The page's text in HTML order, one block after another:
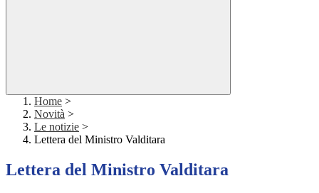
Home >
Novità >
Le notizie >
Lettera del Ministro Valditara
Lettera del Ministro Valditara